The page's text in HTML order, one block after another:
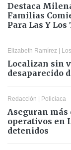
Destaca
Familias
Para Las Y
Elizabeth Ramírez |
Localizan sin
desaparecido
Redacción | Policiaca
Aseguran más
operativos en
detenidos